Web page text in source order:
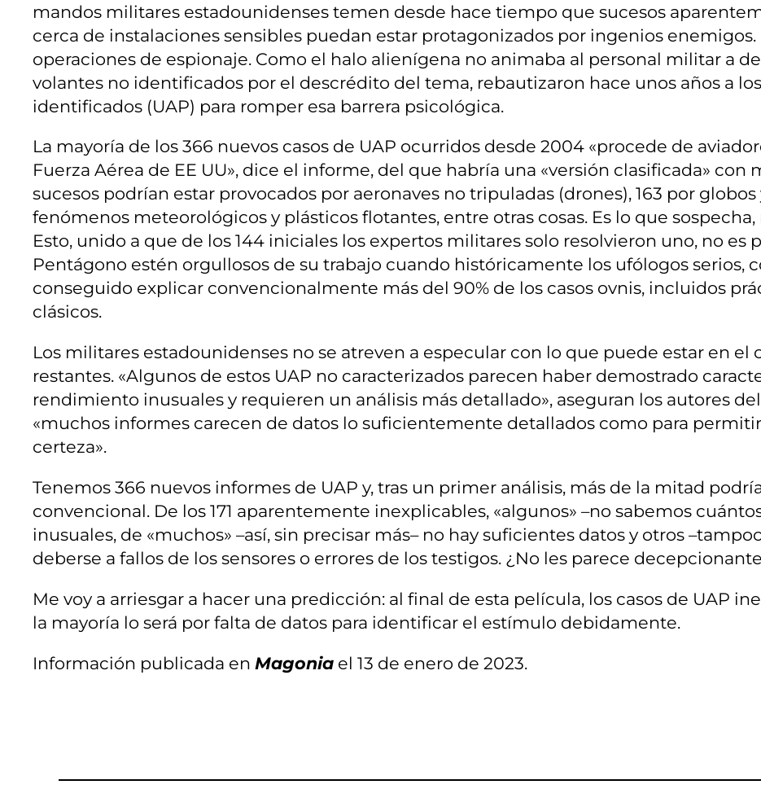
mandos militares estadounidenses temen desde hace tiempo que sucesos
cerca de instalaciones sensibles puedan estar protagonizados por ingenios enemigos.
operaciones de espionaje. Como el halo alienígena no animaba al personal militar a
volantes no identificados por el descrédito del tema, rebautizaron hace unos años a
identificados (UAP) para romper esa barrera psicológica.
La mayoría de los 366 nuevos casos de UAP ocurridos desde 2004 «procede de
Fuerza Aérea de EE UU», dice el informe, del que habría una «versión clasificada» con
sucesos podrían estar provocados por aeronaves no tripuladas (drones), 163 por
fenómenos meteorológicos y plásticos flotantes, entre otras cosas. Es lo que sospecha,
Esto, unido a que de los 144 iniciales los expertos militares solo resolvieron uno, no
Pentágono estén orgullosos de su trabajo cuando históricamente los ufólogos serios,
conseguido explicar convencionalmente más del 90% de los casos ovnis, incluidos
clásicos.
Los militares estadounidenses no se atreven a especular con lo que puede estar en el
restantes. «Algunos de estos UAP no caracterizados parecen haber demostrado
rendimiento inusuales y requieren un análisis más detallado», aseguran los autores
«muchos informes carecen de datos lo suficientemente detallados como para
certeza».
Tenemos 366 nuevos informes de UAP y, tras un primer análisis, más de la mitad
convencional. De los 171 aparentemente inexplicables, «algunos» –no sabemos
inusuales, de «muchos» –así, sin precisar más– no hay suficientes datos y otros
deberse a fallos de los sensores o errores de los testigos. ¿No les parece
Me voy a arriesgar a hacer una predicción: al final de esta película, los casos de UAP
la mayoría lo será por falta de datos para identificar el estímulo debidamente.
Información publicada en Magonia el 13 de enero de 2023.